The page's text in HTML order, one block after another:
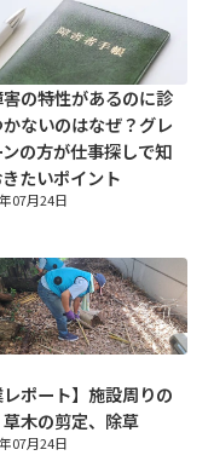
の特性があるのに診
ないのはなぜ？グレ
の方が仕事探しで知
たいポイント
07月24日
レポート】施設周りの
木の剪定、除草
07月24日